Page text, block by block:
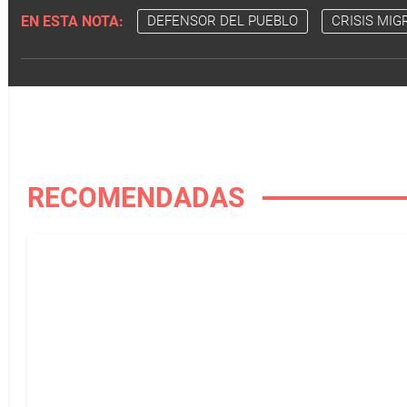
EN ESTA NOTA: DEFENSOR DEL PUEBLO CRISIS
RECOMENDADAS